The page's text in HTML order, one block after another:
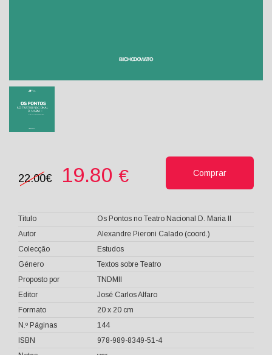
22.00€ 19.80 € Comprar
Titulo
Os Pontos no Teatro Nacional D. Maria II
Autor
Alexandre Pieroni Calado (coord.)
Colecção
Estudos
Género
Textos sobre Teatro
Proposto por
TNDMII
Editor
José Carlos Alfaro
Formato
20 x 20 cm
N.º Páginas
144
ISBN
978-989-8349-51-4